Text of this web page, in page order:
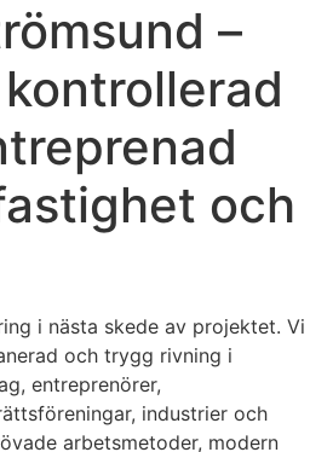
–
och
i nästa skede av projektet. Vi
och trygg rivning i
entreprenörer,
industrier och
arbetsmetoder, modern